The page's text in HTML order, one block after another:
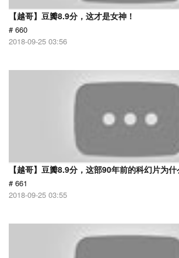
【越哥】豆瓣8.9分，这才是女神！
# 660
2018-09-25 03:56
【越哥】豆瓣8.9分，这部90年前的科幻片为
# 661
2018-09-25 03:55